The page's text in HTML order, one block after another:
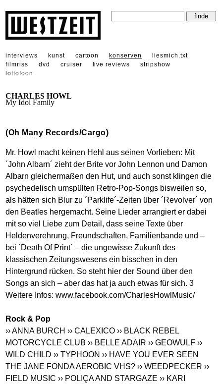
interviews kunst cartoon konserven
liesmich.txt
filmriss
dvd cruiser live reviews
stripshow
lottofoon
CHARLES HOWL
My Idol Family
(Oh Many Records/Cargo)
Mr. Howl macht keinen Hehl aus seinen Vorlieben: Mit
´John Albarn´ zieht der Brite vor John Lennon und Damon
Albarn gleichermaßen den Hut, und auch sonst klingen die
psychedelisch umspülten Retro-Pop-Songs bisweilen so,
als hätten sich Blur zu ´Parklife´-Zeiten über ´Revolver´ von
den Beatles hergemacht. Seine Lieder arrangiert er dabei
mit so viel Liebe zum Detail, dass seine Texte über
Heldenverehrung, Freundschaften, Familienbande und –
bei ´Death Of Print` – die ungewisse Zukunft des
klassischen Zeitungswesens ein bisschen in den
Hintergrund rücken. So steht hier der Sound über den
Songs an sich – aber das hat ja auch etwas für sich. 3
Weitere Infos:www.facebook.com/CharlesHowlMusic/
Rock & Pop
›› ANNA BURCH ›› CALEXICO ›› BLACK REBEL
MOTORCYCLE CLUB ›› BELLE ADAIR ›› GEOWULF ››
WILD CHILD ›› TYPHOON ›› HAVE YOU EVER SEEN
THE JANE FONDA AEROBIC VHS? ›› WEEDPECKER ››
FIELD MUSIC ›› POLIÇA AND STARGAZE ›› KARI